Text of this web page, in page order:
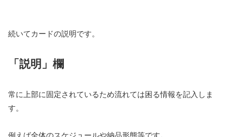
続いてカードの説明です。
「説明」欄
常に上部に固定されているため流れては困る情報を記入しま
す。
例えば全体のスケジュールや納品形態等です。